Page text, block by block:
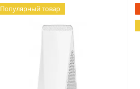
Популярный товар